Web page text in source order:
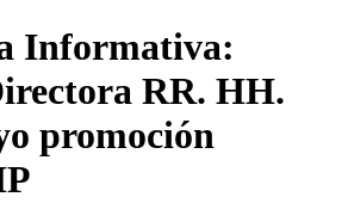
Informativa:
RR. HH.
promoción